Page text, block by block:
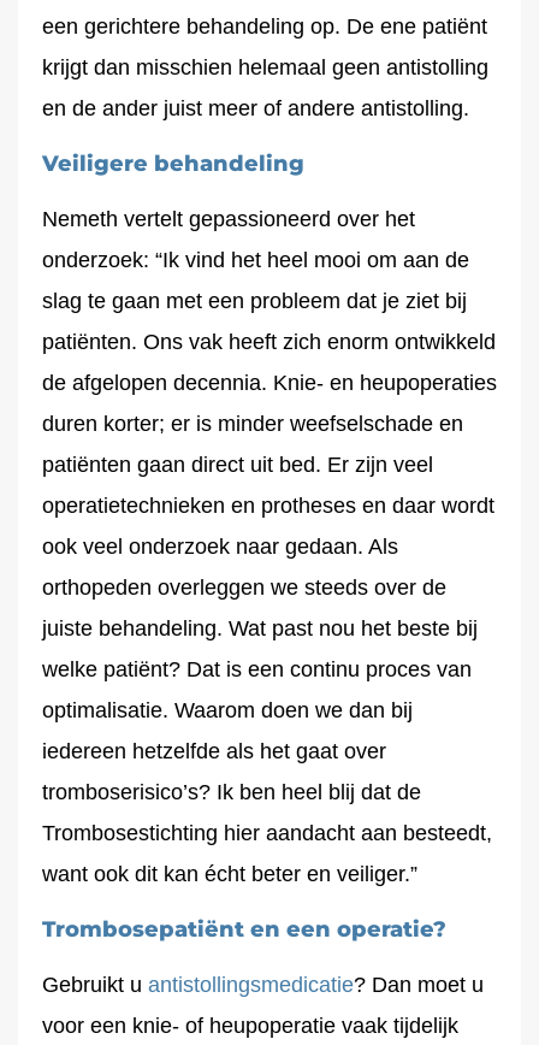
een gerichtere behandeling op. De ene patiënt
krijgt dan misschien helemaal geen antistolling
en de ander juist meer of andere antistolling.
Veiligere behandeling
Nemeth vertelt gepassioneerd over het
onderzoek: “Ik vind het heel mooi om aan de
slag te gaan met een probleem dat je ziet bij
patiënten. Ons vak heeft zich enorm ontwikkeld
de afgelopen decennia. Knie- en heupoperaties
duren korter; er is minder weefselschade en
patiënten gaan direct uit bed. Er zijn veel
operatietechnieken en protheses en daar wordt
ook veel onderzoek naar gedaan. Als
orthopeden overleggen we steeds over de
juiste behandeling. Wat past nou het beste bij
welke patiënt? Dat is een continu proces van
optimalisatie. Waarom doen we dan bij
iedereen hetzelfde als het gaat over
tromboserisico’s? Ik ben heel blij dat de
Trombosestichting hier aandacht aan besteedt,
want ook dit kan écht beter en veiliger.”
Trombosepatiënt en een operatie?
Gebruikt u antistollingsmedicatie? Dan moet u
voor een knie- of heupoperatie vaak tijdelijk